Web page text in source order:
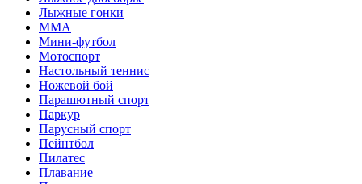
Лыжные гонки
ММА
Мини-футбол
Мотоспорт
Настольный теннис
Ножевой бой
Парашютный спорт
Паркур
Парусный спорт
Пейнтбол
Пилатес
Плавание